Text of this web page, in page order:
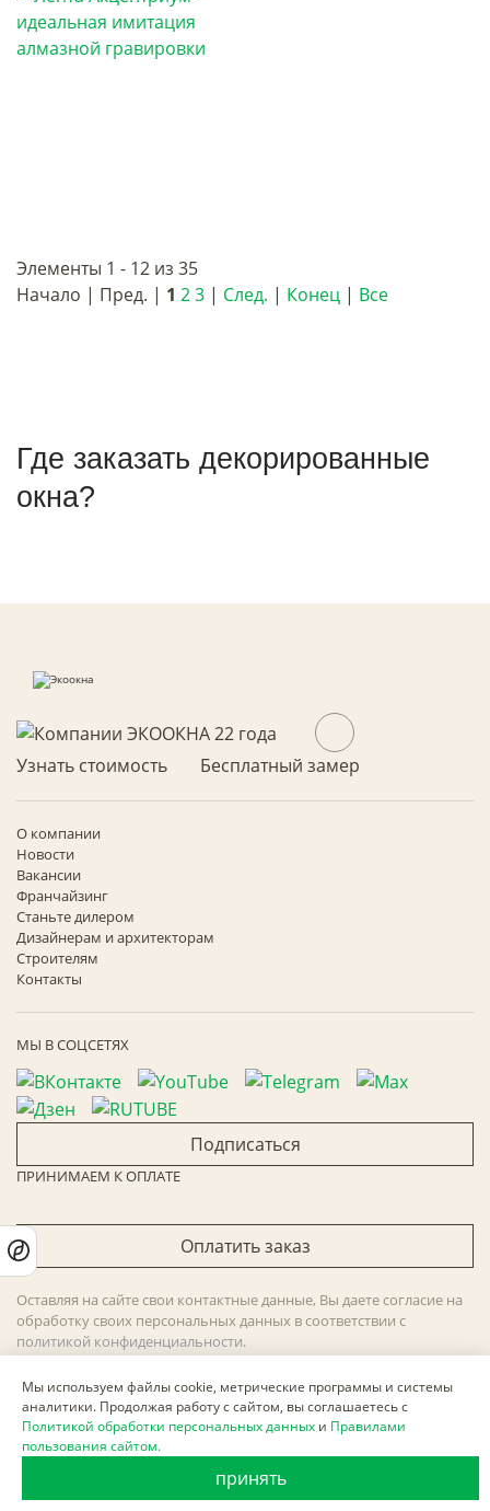
Элементы 1 - 12 из 35
Начало | Пред. | 1 23 | След. | Конец | Все
Где заказать декорированные
окна?
Узнать стоимость Бесплатный замер
О компании
Новости
Вакансии
Франчайзинг
Станьте дилером
Дизайнерам и архитекторам
Строителям
Контакты
МЫ В СОЦСЕТЯХ
Подписаться
ПРИНИМАЕМ К ОПЛАТЕ
Оплатить заказ
Оставляя на сайте свои контактные данные, Вы даете согласие на
обработку своих персональных данных в соответствии с
политикой конфиденциальности.
характер.
Политика обработки персональных данных ,Согласие на
обработку персональных данных
Мы используем файлы cookie, метрические программы и системы
аналитики. Продолжая работу с сайтом, вы соглашаетесь с
Политикой обработки персональных данных и Правилами
пользования сайтом.
принять